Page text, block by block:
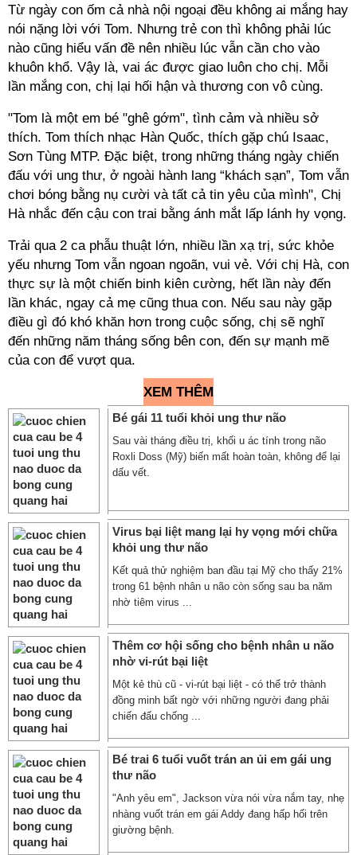
Từ ngày con ốm cả nhà nội ngoại đều không ai mắng hay
nói nặng lời với Tom. Nhưng trẻ con thì không phải lúc
nào cũng hiểu vấn đề nên nhiều lúc vẫn cần cho vào
khuôn khổ. Vậy là, vai ác được giao luôn cho chị. Mỗi
lần mắng con, chị lại hối hận và thương con vô cùng.
"Tom là một em bé "ghê gớm", tình cảm và nhiều sở
thích. Tom thích nhạc Hàn Quốc, thích gặp chú Isaac,
Sơn Tùng MTP. Đặc biệt, trong những tháng ngày chiến
đấu với ung thư, ở ngoài hành lang “khách sạn”, Tom vẫn
chơi bóng bằng nụ cười và tất cả tin yêu của mình", Chị
Hà nhắc đến cậu con trai bằng ánh mắt lấp lánh hy vọng.
Trải qua 2 ca phẫu thuật lớn, nhiều lần xạ trị, sức khỏe
yếu nhưng Tom vẫn ngoan ngoãn, vui vẻ. Với chị Hà, con
thực sự là một chiến binh kiên cường, hết lần này đến
lần khác, ngay cả mẹ cũng thua con. Nếu sau này gặp
điều gì đó khó khăn hơn trong cuộc sống, chị sẽ nghĩ
đến những năm tháng sống bên con, đến sự mạnh mẽ
của con để vượt qua.
XEM THÊM
Bé gái 11 tuổi khỏi ung thư não
Sau vài tháng điều trị, khối u ác tính trong não
Roxli Doss (Mỹ) biến mất hoàn toàn, không để lại
dấu vết.
Virus bại liệt mang lại hy vọng mới chữa
khỏi ung thư não
Kết quả thử nghiệm ban đầu tại Mỹ cho thấy 21%
trong 61 bệnh nhân u não còn sống sau ba năm
nhờ tiêm virus ...
Thêm cơ hội sống cho bệnh nhân u não
nhờ vi-rút bại liệt
Một kẻ thù cũ - vi-rút bại liệt - có thể trở thành
đồng minh bất ngờ với những người đang phải
chiến đấu chống ...
Bé trai 6 tuổi vuốt trán an ủi em gái ung
thư não
"Anh yêu em", Jackson vừa nói vừa nắm tay, nhẹ
nhàng vuốt trán em gái Addy đang hấp hối trên
giường bệnh.